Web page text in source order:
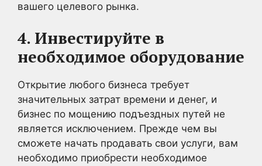
вашего целевого рынка.
4. Инвестируйте в
необходимое оборудование
Открытие любого бизнеса требует
значительных затрат времени и денег, и
бизнес по мощению подъездных путей не
является исключением. Прежде чем вы
сможете начать продавать свои услуги, вам
необходимо приобрести необходимое